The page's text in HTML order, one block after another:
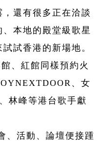
還有很多正在洽談
本地的殿堂級歌星
試香港的新場地。
、紅館同樣預約火
、女
林峰等港台歌手獻
、活動、論壇便接踵